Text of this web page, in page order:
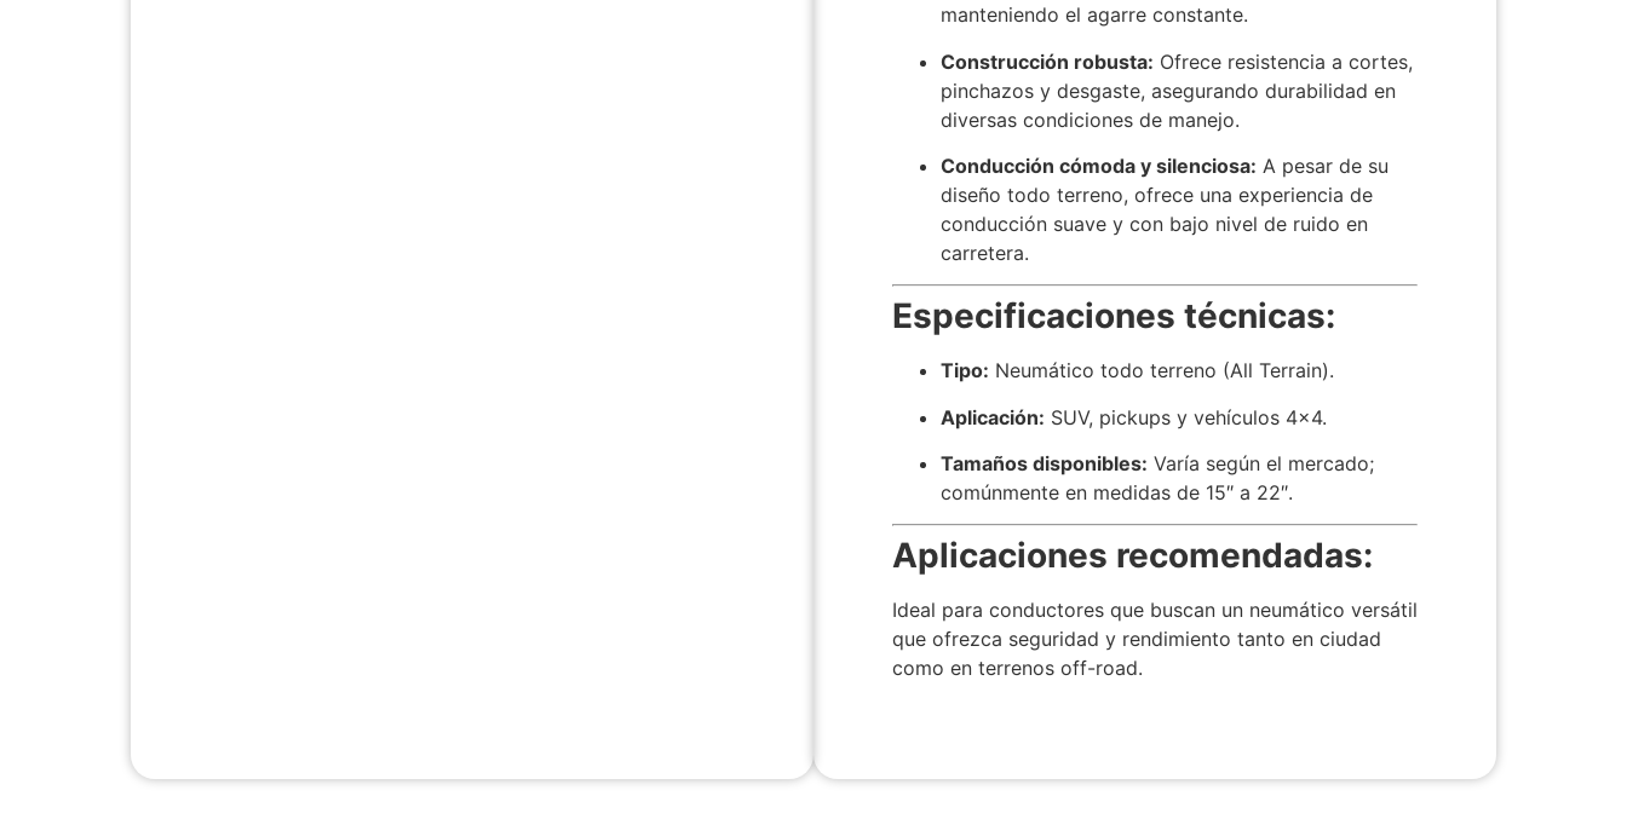
manteniendo el agarre constante.
Construcción robusta: Ofrece resistencia a cortes,
pinchazos y desgaste, asegurando durabilidad en
diversas condiciones de manejo.
Conducción cómoda y silenciosa: A pesar de su
diseño todo terreno, ofrece una experiencia de
conducción suave y con bajo nivel de ruido en
carretera.
Especificaciones técnicas:
Tipo: Neumático todo terreno (All Terrain).
Aplicación: SUV, pickups y vehículos 4×4.
Tamaños disponibles: Varía según el mercado;
comúnmente en medidas de 15″ a 22″.
Aplicaciones recomendadas:
Ideal para conductores que buscan un neumático versátil
que ofrezca seguridad y rendimiento tanto en ciudad
como en terrenos off-road.